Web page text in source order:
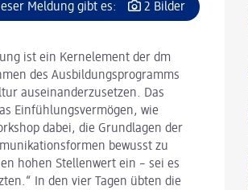
Meldung gibt es: 2 Bilder
ist ein Kernelement der dm
des Ausbildungsprogramms
auseinanderzusetzen. Das
Einfühlungsvermögen, wie
dabei, die Grundlagen der
bewusst zu
hohen Stellenwert ein – sei es
In den vier Tagen übten die